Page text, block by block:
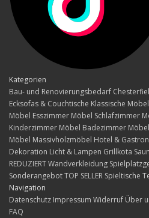
Kategorien
Bau- und Renovierungsbedarf
Ecksofas & Couchtische Klassische Möbel
Möbel Esszimmer Möbel Schlafzimmer
Kinderzimmer Möbel Badezimmer Möbel
Möbel Massivholzmöbel Hotel &
Dekoration Licht & Lampen Grillkota
REDUZIERTWandverkleidung
SonderangebotTOP SELLER Spieltische
Navigation
Datenschutz Impressum Widerruf Über
FAQ